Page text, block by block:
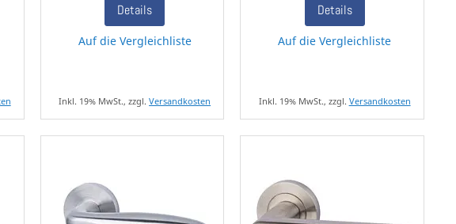
Details
Auf die Vergleichliste
Inkl. 19% MwSt., zzgl.Versandkosten
Details
Auf die Vergleichliste
Inkl. 19% MwSt., zzgl. Versandkosten